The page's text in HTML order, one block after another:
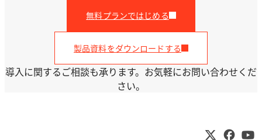
無料プランではじめる
製品資料をダウンロードする
導入に関するご相談も承ります。お気軽にお問い合わせくだ
さい。